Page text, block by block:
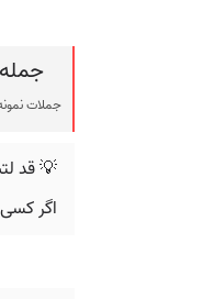
جملات
💡 قد
اگر